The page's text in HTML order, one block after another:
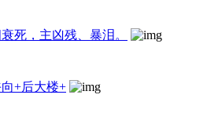
死，主凶残、暴泪。
+后大楼+